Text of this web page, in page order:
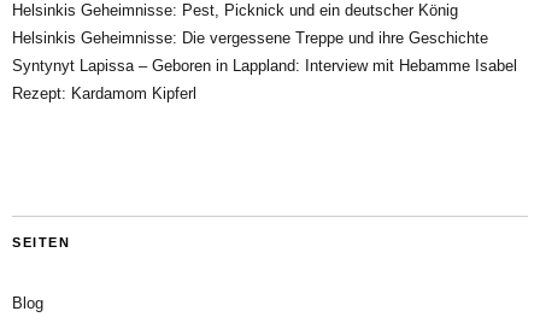
Helsinkis Geheimnisse: Pest, Picknick und ein deutscher König
Helsinkis Geheimnisse: Die vergessene Treppe und ihre Geschichte
Syntynyt Lapissa – Geboren in Lappland: Interview mit Hebamme Isabel
Rezept: Kardamom Kipferl
SEITEN
Blog